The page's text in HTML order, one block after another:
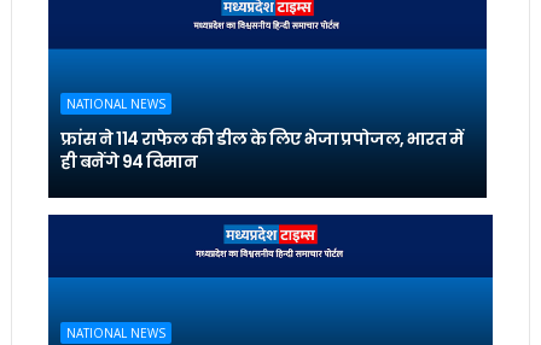
NATIONAL NEWS
फ्रांस ने 114 राफेल की डील के लिए भेजा प्रपोजल, भारत में
ही बनेंगे 94 विमान
NATIONAL NEWS